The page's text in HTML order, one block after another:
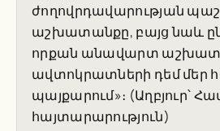
ժողովրդավարության
աշխատանքը, բայց նաև
որքան անավարտ
ավտոկրատների դեմ մեր
պայքարում»։ (Աղբյուր՝
հայտարարություն)